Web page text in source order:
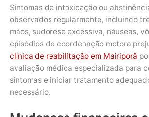
Sintomas de intoxicação ou
observados regularmente, incluindo
mãos, sudorese excessiva, náuseas,
episódios de coordenação motora
clínica de reabilitação em Mairiporã
avaliação médica especializada para
sintomas e iniciar tratamento
necessário.